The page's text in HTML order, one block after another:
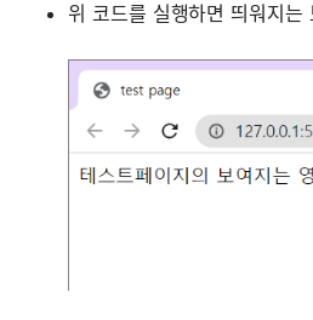
위 코드를 실행하면 띄워지는